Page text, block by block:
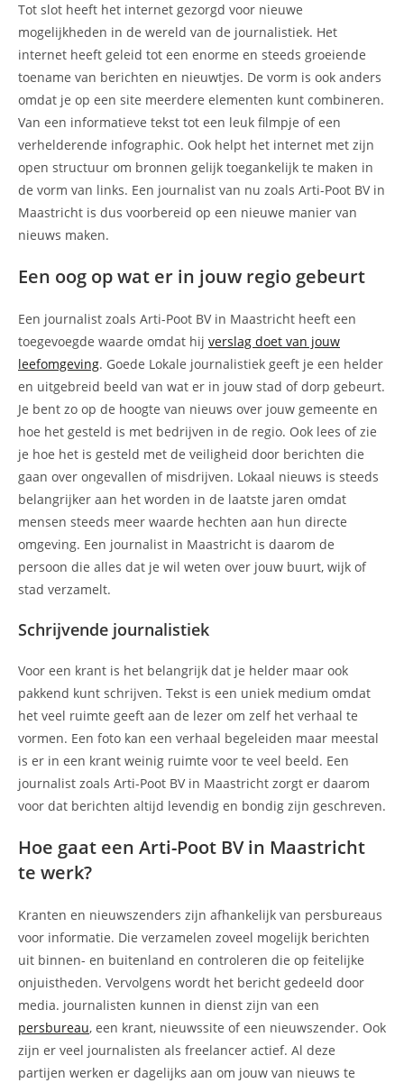
Tot slot heeft het internet gezorgd voor nieuwe
mogelijkheden in de wereld van de journalistiek. Het
internet heeft geleid tot een enorme en steeds groeiende
toename van berichten en nieuwtjes. De vorm is ook anders
omdat je op een site meerdere elementen kunt combineren.
Van een informatieve tekst tot een leuk filmpje of een
verhelderende infographic. Ook helpt het internet met zijn
open structuur om bronnen gelijk toegankelijk te maken in
de vorm van links. Een journalist van nu zoals Arti-Poot BV in
Maastricht is dus voorbereid op een nieuwe manier van
nieuws maken.
Een oog op wat er in jouw regio gebeurt
Een journalist zoals Arti-Poot BV in Maastricht heeft een
toegevoegde waarde omdat hij verslag doet van jouw
leefomgeving. Goede Lokale journalistiek geeft je een helder
en uitgebreid beeld van wat er in jouw stad of dorp gebeurt.
Je bent zo op de hoogte van nieuws over jouw gemeente en
hoe het gesteld is met bedrijven in de regio. Ook lees of zie
je hoe het is gesteld met de veiligheid door berichten die
gaan over ongevallen of misdrijven. Lokaal nieuws is steeds
belangrijker aan het worden in de laatste jaren omdat
mensen steeds meer waarde hechten aan hun directe
omgeving. Een journalist in Maastricht is daarom de
persoon die alles dat je wil weten over jouw buurt, wijk of
stad verzamelt.
Schrijvende journalistiek
Voor een krant is het belangrijk dat je helder maar ook
pakkend kunt schrijven. Tekst is een uniek medium omdat
het veel ruimte geeft aan de lezer om zelf het verhaal te
vormen. Een foto kan een verhaal begeleiden maar meestal
is er in een krant weinig ruimte voor te veel beeld. Een
journalist zoals Arti-Poot BV in Maastricht zorgt er daarom
voor dat berichten altijd levendig en bondig zijn geschreven.
Hoe gaat een Arti-Poot BV in Maastricht
te werk?
Kranten en nieuwszenders zijn afhankelijk van persbureaus
voor informatie. Die verzamelen zoveel mogelijk berichten
uit binnen- en buitenland en controleren die op feitelijke
onjuistheden. Vervolgens wordt het bericht gedeeld door
media. journalisten kunnen in dienst zijn van een
persbureau, een krant, nieuwssite of een nieuwszender. Ook
zijn er veel journalisten als freelancer actief. Al deze
partijen werken er dagelijks aan om jouw van nieuws te